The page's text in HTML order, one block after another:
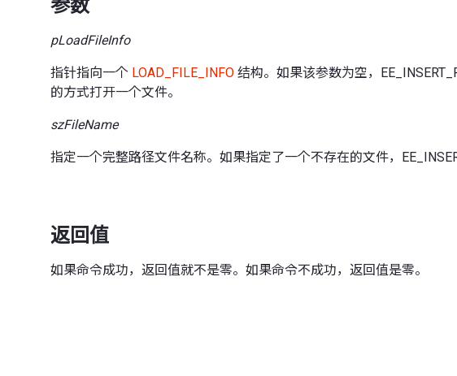
参数
pLoadFileInfo
指针指向一个 LOAD_FILE_INFO 结构。如果该参数为空，
的方式打开一个文件。
szFileName
指定一个完整路径文件名称。如果指定了一个不存在的文件，
返回值
如果命令成功，返回值就不是零。如果命令不成功，返回值是零。